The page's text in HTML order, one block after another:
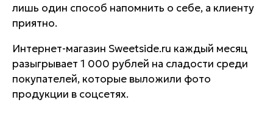
лишь один способ напомнить о себе, а клиенту
приятно.
Интернет-магазин Sweetside.ru каждый месяц
разыгрывает 1 000 рублей на сладости среди
покупателей, которые выложили фото
продукции в соцсетях.